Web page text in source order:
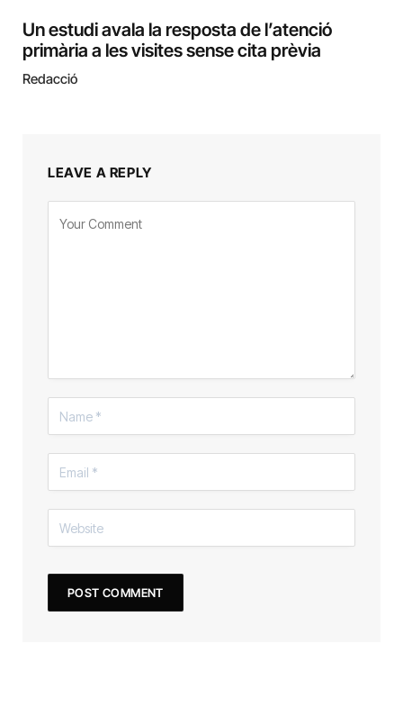
Un estudi avala la resposta de l’atenció
primària a les visites sense cita prèvia
Redacció
LEAVE A REPLY